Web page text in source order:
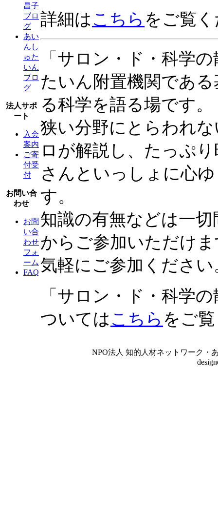
昌子
ブロ
グ
あい
んし
ゅた
いん
ブロ
グ
法人サポ
ート
入会
案内
ご寄
付受
付
お問い合
わせ
お問
い合
わせ
フォ
ーム
FAQ
詳細はこちら をご覧
「サロン・ド・科学
たいん附置機関であ
る科学を語る場です。
狭い分野にとらわれ
ロが解説し、たっぷ
さんといっしょに心
す。
知識の有無などは一
からご参加いただけ
気軽にご参加ください
「サロン・ド・科学
ついてはこちら をご
NPO法人 知的人材ネットワーク・